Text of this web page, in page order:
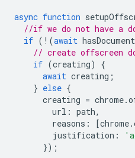
async function
//if we do not have a
if ( ! (await hasDocument
// create offscreen
if (creating)
{
await creating ;
} else {
creating = chrome.
url : path,
reasons : [chrome.
justification :
});